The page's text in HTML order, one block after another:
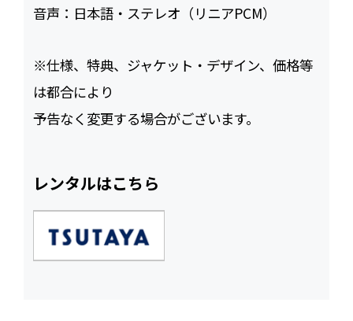
音声： 日本語・ステレオ（リニアPCM）
※仕様、特典、ジャケット・デザイン、価格等
は都合により
予告なく変更する場合がございます。
レンタルはこちら